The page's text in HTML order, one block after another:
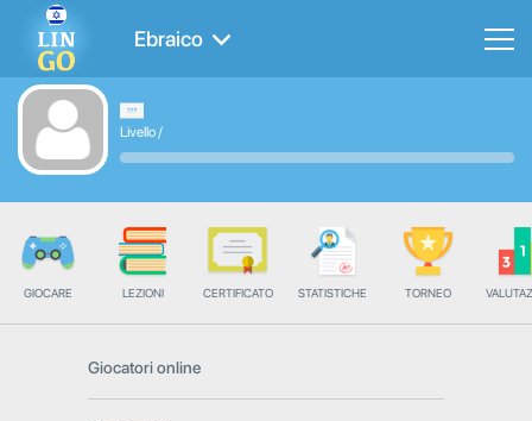
Ebraico
Livello/
GIOCARE LEZIONI CERTIFICATO STATISTICHE TORNEO
Giocatori online